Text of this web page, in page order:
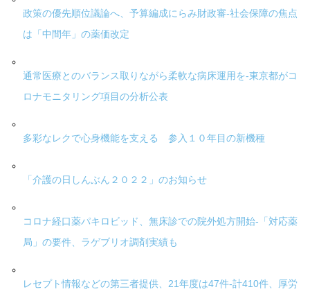
政策の優先順位議論へ、予算編成にらみ財政審-社会保障の焦点
は「中間年」の薬価改定
通常医療とのバランス取りながら柔軟な病床運用を-東京都がコ
ロナモニタリング項目の分析公表
多彩なレクで心身機能を支える 参入１０年目の新機種
「介護の日しんぶん２０２２」のお知らせ
コロナ経口薬パキロビッド、無床診での院外処方開始-「対応薬
局」の要件、ラゲブリオ調剤実績も
レセプト情報などの第三者提供、21年度は47件-計410件、厚労